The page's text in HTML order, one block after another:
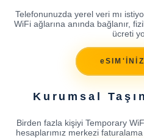
Telefonunuzda yerel veri mı
WiFi ağlarına anında bağlanır,
ücreti
Kurumsal
Birden fazla kişiyi Temporary
hesaplarımız merkezi faturalama